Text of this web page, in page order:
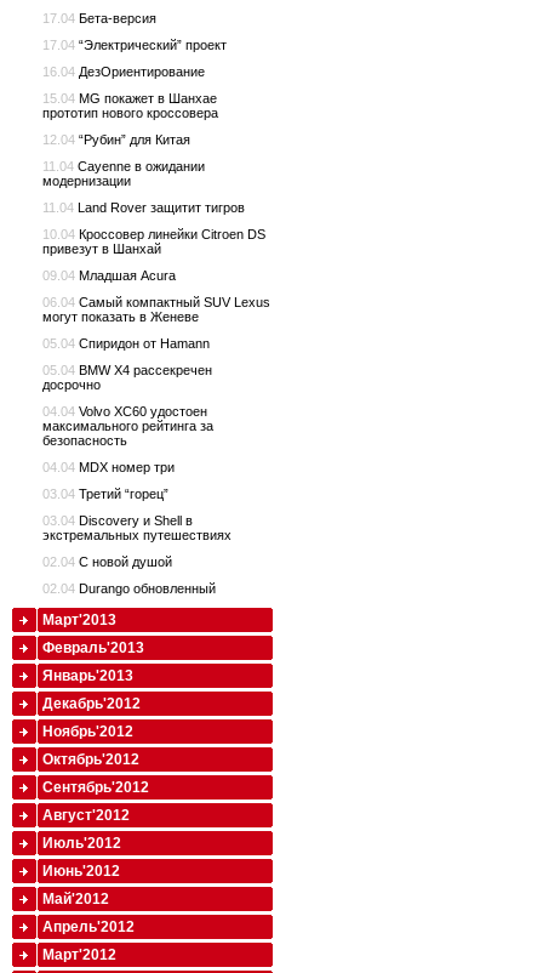
17.04 Бета-версия
17.04 “Электрический” проект
16.04 ДезОриентирование
15.04 MG покажет в Шанхае
прототип нового кроссовера
12.04 “Рубин” для Китая
11.04 Cayenne в ожидании
модернизации
11.04 Land Rover защитит тигров
10.04 Кроссовер линейки Citroen DS
привезут в Шанхай
09.04 Младшая Acura
06.04 Самый компактный SUV Lexus
могут показать в Женеве
05.04 Спиридон от Hamann
05.04 BMW X4 рассекречен
досрочно
04.04 Volvo XC60 удостоен
максимального рейтинга за
безопасность
04.04 MDX номер три
03.04 Третий “горец”
03.04 Discovery и Shell в
экстремальных путешествиях
02.04 С новой душой
02.04 Durango обновленный
Март'2013
Февраль'2013
Январь'2013
Декабрь'2012
Ноябрь'2012
Октябрь'2012
Сентябрь'2012
Август'2012
Июль'2012
Июнь'2012
Май'2012
Апрель'2012
Март'2012